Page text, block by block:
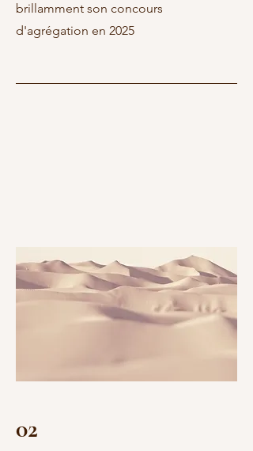
brillamment son concours
d'agrégation en 2025
02